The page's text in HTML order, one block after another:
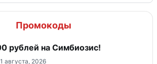
Промокоды
рублей на Симбиозис!
августа, 2026